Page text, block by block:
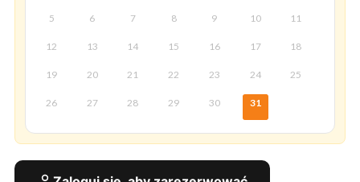
5 6 7 8 9 10 11
12 13 14 15 16 17 18
19 20 21 22 23 24 25
26 27 28 29 30 31